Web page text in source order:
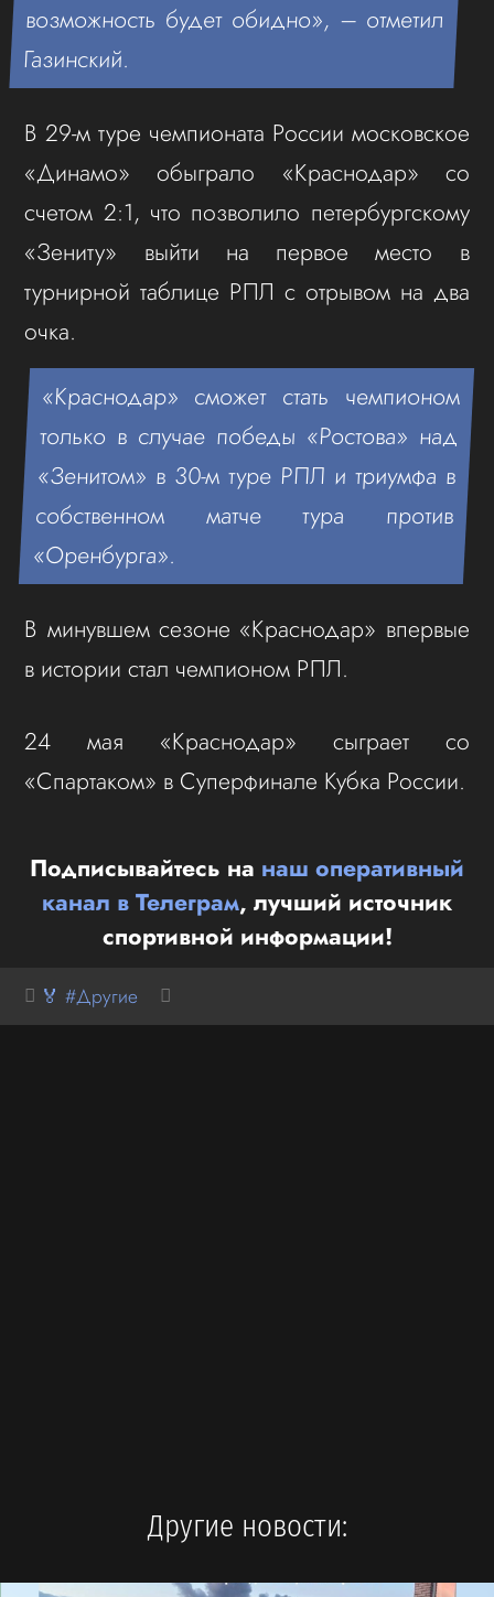
возможность будет обидно», – отметил
Газинский.
В 29-м туре чемпионата России московское
«Динамо» обыграло «Краснодар» со
счетом 2:1, что позволило петербургскому
«Зениту» выйти на первое место в
турнирной таблице РПЛ с отрывом на два
очка.
«Краснодар» сможет стать чемпионом
только в случае победы «Ростова» над
«Зенитом» в 30-м туре РПЛ и триумфа в
собственном матче тура против
«Оренбурга».
В минувшем сезоне «Краснодар» впервые
в истории стал чемпионом РПЛ.
24 мая «Краснодар» сыграет со
«Спартаком» в Суперфинале Кубка России.
Подписывайтесь на наш оперативный
канал в Телеграм, лучший источник
спортивной информации!
🏅 #Другие
Другие новости: